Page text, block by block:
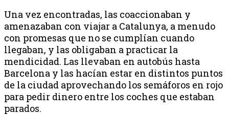
Una vez encontradas, las coaccionaban y
amenazaban con viajar a Catalunya, a menudo
con promesas que no se cumplían cuando
llegaban, y las obligaban a practicar la
mendicidad. Las llevaban en autobús hasta
Barcelona y las hacían estar en distintos puntos
de la ciudad aprovechando los semáforos en rojo
para pedir dinero entre los coches que estaban
parados.